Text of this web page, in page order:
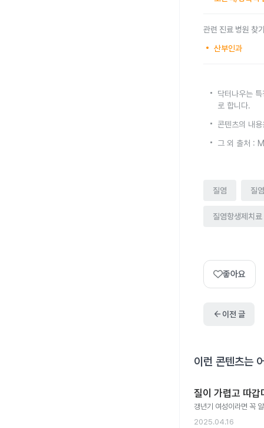
관련 진료 병원 찾
산부인과
닥터나우는
로 합니다.
콘텐츠의 내
그 외 출처 :
질염 질
질염항생제치료
좋아요
arrow_back이전 글
이런 콘텐츠는
질이 가렵고 따
갱년기 여성이라면 꼭
2025.04.16